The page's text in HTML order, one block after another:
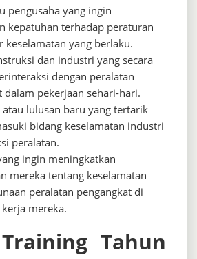
pengusaha yang ingin
kepatuhan terhadap peraturan
keselamatan yang berlaku.
dan industri yang secara
dengan peralatan
dalam pekerjaan sehari-hari.
atau lulusan baru yang tertarik
bidang keselamatan industri
peralatan.
ingin meningkatkan
mereka tentang keselamatan
peralatan pengangkat di
mereka.
Tahun